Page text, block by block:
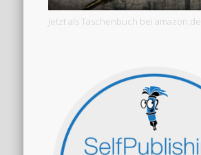
Jetzt als Taschenbuch bei amazon.de